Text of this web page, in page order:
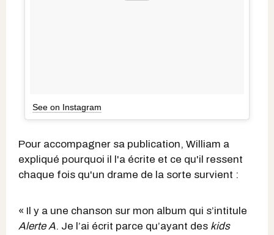
See on Instagram
Pour accompagner sa publication, William a
expliqué pourquoi il l'a écrite et ce qu'il ressent
chaque fois qu'un drame de la sorte survient :
« Il y a une chanson sur mon album qui s’intitule
Alerte A. Je l’ai écrit parce qu’ayant des kids